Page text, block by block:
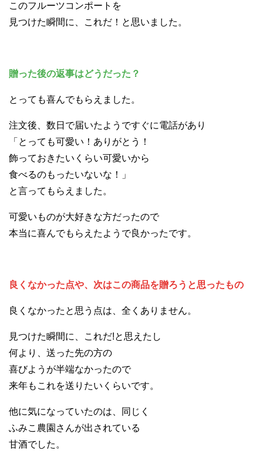
このフルーツコンポートを
見つけた瞬間に、これだ！と思いました。
贈った後の返事はどうだった？
とっても喜んでもらえました。
注文後、数日で届いたようですぐに電話があり
「とっても可愛い！ありがとう！
飾っておきたいくらい可愛いから
食べるのもったいないな！」
と言ってもらえました。
可愛いものが大好きな方だったので
本当に喜んでもらえたようで良かったです。
良くなかった点や、次はこの商品を贈ろうと思ったもの
良くなかったと思う点は、全くありません。
見つけた瞬間に、これだ!と思えたし
何より、送った先の方の
喜びようが半端なかったので
来年もこれを送りたいくらいです。
他に気になっていたのは、同じく
ふみこ農園さんが出されている
甘酒でした。